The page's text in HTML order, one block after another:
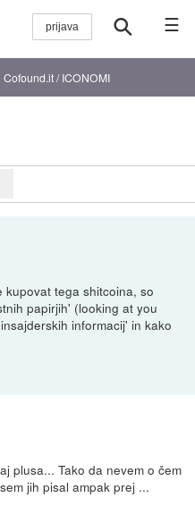
☰
Cofound.it / ICONOMI
tega shitcoina, so
papirjih' (looking at you
informacij' in kako
plusa... Tako da nevem o čem
jih pisal ampak prej ...